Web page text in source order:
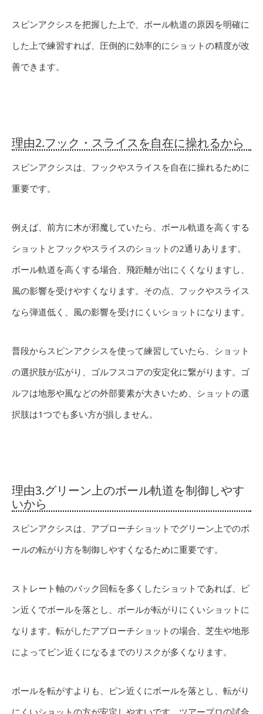
スピンアクシスを把握した上で、ボール軌道の原因を明確に
した上で練習すれば、圧倒的に効率的にショットの精度が改
善できます。
理由2.フック・スライスを自在に操れるから
スピンアクシスは、フックやスライスを自在に操れるために
重要です。
例えば、前方に木が邪魔していたら、ボール軌道を高くする
ショットとフックやスライスのショットの2通りあります。
ボール軌道を高くする場合、飛距離が出にくくなりますし、
風の影響を受けやすくなります。その点、フックやスライス
なら弾道低く、風の影響を受けにくいショットになります。
普段からスピンアクシスを使って練習していたら、ショット
の選択肢が広がり、ゴルフスコアの安定化に繋がります。ゴ
ルフは地形や風などの外部要素が大きいため、ショットの選
択肢は1つでも多い方が損しません。
理由3.グリーン上のボール軌道を制御しやす
いから
スピンアクシスは、アプローチショットでグリーン上でのボ
ールの転がり方を制御しやすくなるために重要です。
ストレート軸のバック回転を多くしたショットであれば、ピ
ン近くでボールを落とし、ボールが転がりにくいショットに
なります。転がしたアプローチショットの場合、芝生や地形
によってピン近くになるまでのリスクが多くなります。
ボールを転がすよりも、ピン近くにボールを落とし、転がり
にくいショットの方が安定しやすいです。ツアープロの試合